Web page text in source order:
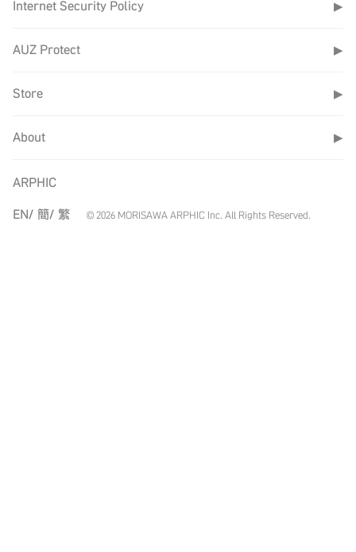
Internet Security Policy ▶
AUZ Protect ▶
Store ▶
About ▶
ARPHIC
EN/ 簡/ 繁 © 2026 MORISAWA ARPHIC Inc. All Rights Reserved.